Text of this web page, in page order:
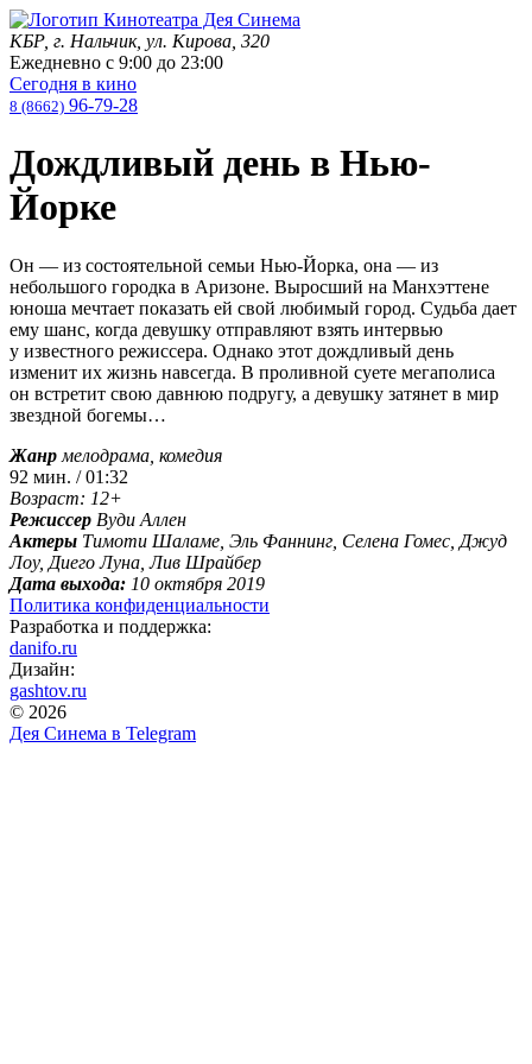
КБР, г. Нальчик, ул. Кирова, 320
Ежедневно с 9:00 до 23:00
Сегодня в кино
8 (8662) 96-79-28
Дождливый день в Нью-
Йорке
Он — из состоятельной семьи Нью-Йорка, она — из
небольшого городка в Аризоне. Выросший на Манхэттене
юноша мечтает показать ей свой любимый город. Судьба дает
ему шанс, когда девушку отправляют взять интервью
у известного режиссера. Однако этот дождливый день
изменит их жизнь навсегда. В проливной суете мегаполиса
он встретит свою давнюю подругу, а девушку затянет в мир
звездной богемы…
Жанр мелодрама, комедия
92 мин. / 01:32
Возраст: 12+
Режиссер Вуди Аллен
Актеры Тимоти Шаламе, Эль Фаннинг, Селена Гомес, Джуд
Лоу, Диего Луна, Лив Шрайбер
Дата выхода: 10 октября 2019
Политика конфиденциальности
Разработка и поддержка:
danifo.ru
Дизайн:
gashtov.ru
© 2026
Дея Синема в Telegram